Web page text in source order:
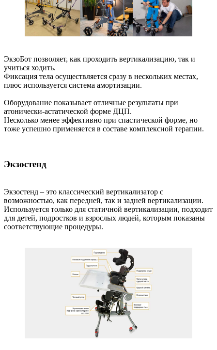
ЭкзоБот позволяет, как проходить вертикализацию, так и
учиться ходить.
Фиксация тела осуществляется сразу в нескольких местах,
плюс используется система амортизации.
Оборудование показывает отличные результаты при
атонически-астатической форме ДЦП.
Несколько менее эффективно при спастической форме, но
тоже успешно применяется в составе комплексной терапии.
Экзостенд
Экзостенд – это классический вертикализатор с
возможностью, как передней, так и задней вертикализации.
Используется только для статичной вертикализации, подходит
для детей, подростков и взрослых людей, которым показаны
соответствующие процедуры.